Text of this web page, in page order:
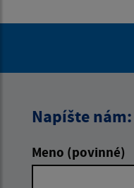
Napíšte nám:
Meno (povinné)